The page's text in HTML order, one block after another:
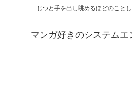
じつと手を出し眺めるほどのこと
マンガ好きのシステムエ